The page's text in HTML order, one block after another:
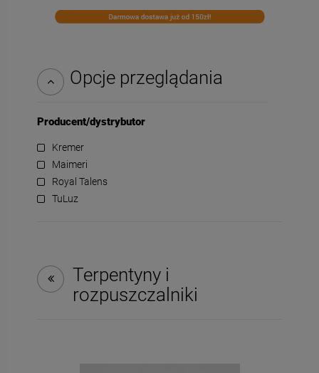
Opcje przeglądania
Producent/dystrybutor
Kremer
Maimeri
Royal Talens
TuLuz
Terpentyny i
rozpuszczalniki